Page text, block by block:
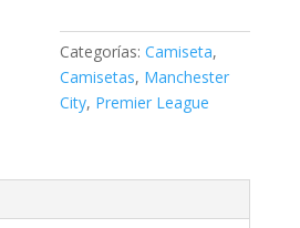
Categorías:Camiseta,
Camisetas, Manchester
City, Premier League